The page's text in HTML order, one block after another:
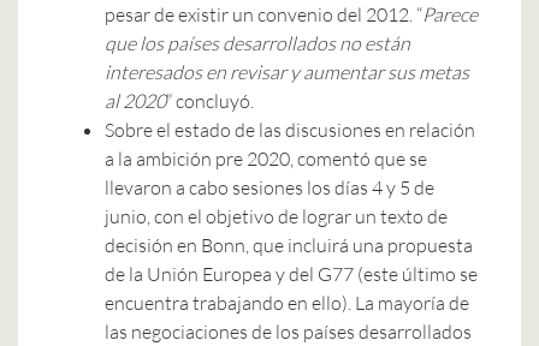
pesar de existir un convenio del 2012. “Parece
que los países desarrollados no están
interesados en revisar y aumentar sus metas
al 2020” concluyó.
Sobre el estado de las discusiones en relación
a la ambición pre 2020, comentó que se
llevaron a cabo sesiones los días 4 y 5 de
junio, con el objetivo de lograr un texto de
decisión en Bonn, que incluirá una propuesta
de la Unión Europea y del G77 (este último se
encuentra trabajando en ello). La mayoría de
las negociaciones de los países desarrollados